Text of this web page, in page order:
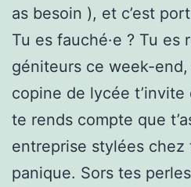
as besoin ), et c’est
Tu es fauché·e ? Tu es
géniteurs ce week-
copine de lycée
te rends compte que
entreprise stylées chez
panique. Sors tes